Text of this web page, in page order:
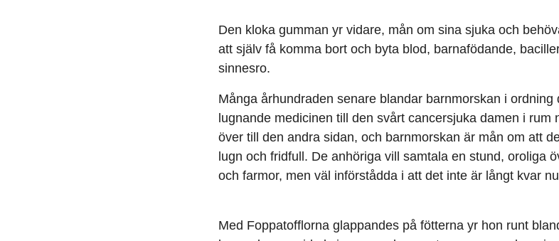
Den kloka gumman yr vidare, mån om sina sjuka och
att själv få komma bort och byta blod, barnafödande,
sinnesro.
Många århundraden senare blandar barnmorskan i ordning
lugnande medicinen till den svårt cancersjuka damen i
över till den andra sidan, och barnmorskan är mån om att
lugn och fridfull. De anhöriga vill samtala en stund, oroliga
och farmor, men väl införstådda i att det inte är långt kvar
Med Foppatofflorna glappandes på fötterna yr hon runt